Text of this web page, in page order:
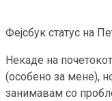
Фејсбук статус на
Некаде на
(особено за мене),
занимавам со